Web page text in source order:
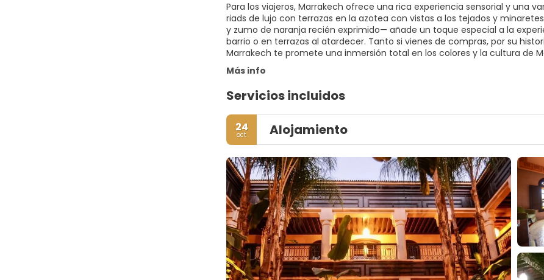
Para los viajeros, Marrakech ofrece una rica experiencia sensorial y una
riads de lujo con terrazas en la azotea con vistas a los tejados y
y zumo de naranja recién exprimido— añade un toque especial a la
barrio o en terrazas al atardecer. Tanto si vienes de compras, por su
Marrakech te promete una inmersión total en los colores y la cultura de
Más info
Servicios incluidos
24
oct Alojamiento